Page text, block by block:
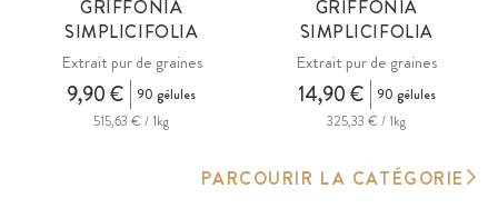
GRIFFONIA
SIMPLICIFOLIA
Extrait pur de graines
9,90 €
90 gélules
515,63 € / 1kg
GRIFFONIA
SIMPLICIFOLIA
Extrait pur de graines
14,90 €
90 gélules
325,33 € / 1kg
PARCOURIR LA CATÉGORIE